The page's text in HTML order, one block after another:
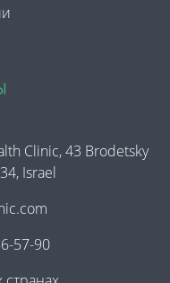
Clinic, 43 Brodetsky
Israel
57-90